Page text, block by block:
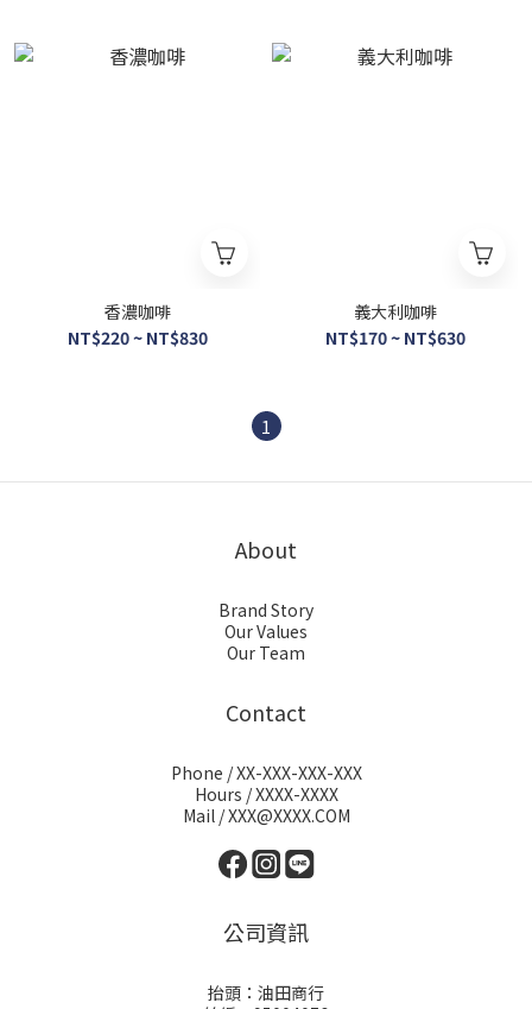
香濃咖啡
NT$220 ~ NT$830
義大利咖啡
NT$170 ~ NT$630
1
About
Brand Story
Our Values
Our Team
Contact
Phone / XX-XXX-XXX-XXX
Hours / XXXX-XXXX
Mail / XXX@XXXX.COM
公司資訊
抬頭：油田商行